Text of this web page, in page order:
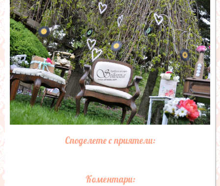
Споделете с приятели:
Коментари: